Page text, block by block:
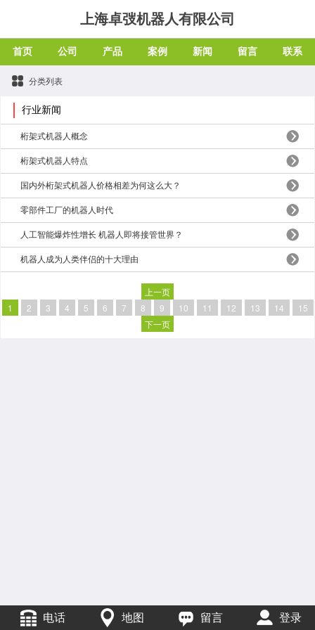
上海卓弢机器人有限公司
首页 公司 产品 案例 新闻 留言 联系
分类列表
行业新闻
桁架式机器人概念
桁架式机器人特点
国内外桁架式机器人价格相差为何这么大？
零部件工厂的机器人时代
人工智能爆炸性增长 机器人即将接管世界？
机器人成为人类伴侣的十大理由
上一页
1
2 3 4 5 6 7 8 9 10 11 12 13 14
15
下一页
电话 地图 留言 登录